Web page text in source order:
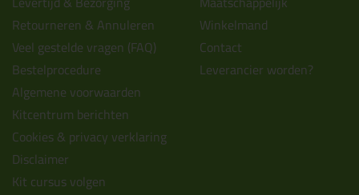
Retourneren & Annuleren
Veel gestelde vragen (FAQ)
Bestelprocedure
Algemene voorwaarden
Kitcentrum berichten
Cookies & privacy verklaring
Disclaimer
Kit cursus volgen
Winkelmand
Contact
Leverancier worden?